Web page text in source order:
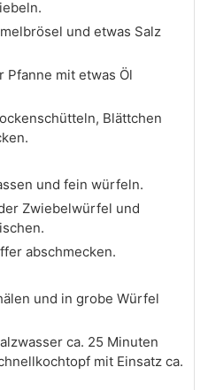
und etwas Salz
mit etwas Öl
Blättchen
und fein würfeln.
Zwiebelwürfel und
abschmecken.
und in grobe Würfel
ca. 25 Minuten
mit Einsatz ca.